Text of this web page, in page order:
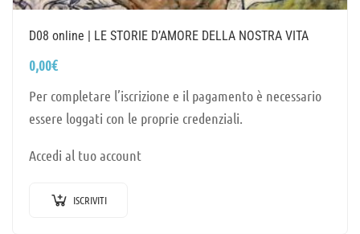
D08 online | LE STORIE D’AMORE DELLA NOSTRA VITA
0,00€
Per completare l’iscrizione e il pagamento è necessario
essere loggati con le proprie credenziali.
Accedi al tuo account
ISCRIVITI